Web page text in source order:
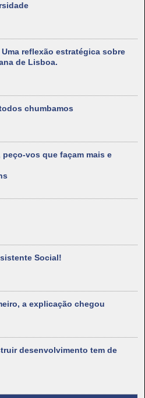
reflexão estratégica sobre
de Lisboa.
chumbamos
vos que façam mais e
Social!
a explicação chegou
desenvolvimento tem de